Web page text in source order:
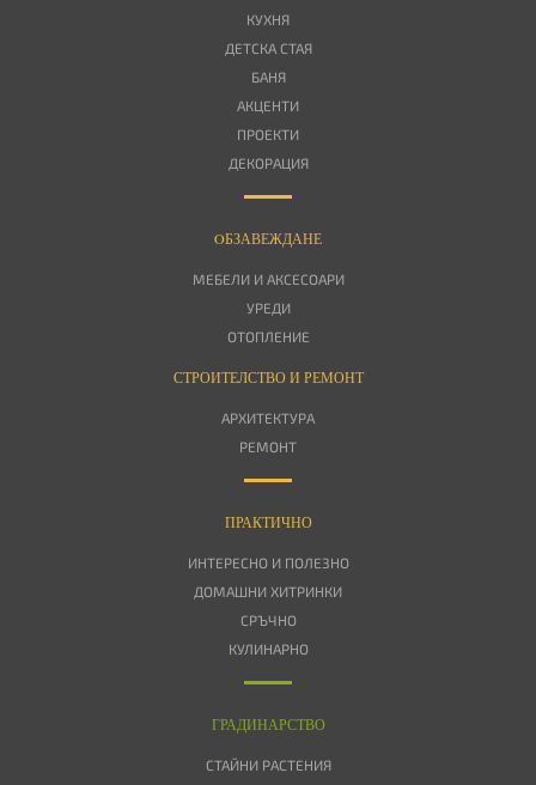
КУХНЯ
ДЕТСКА СТАЯ
БАНЯ
АКЦЕНТИ
ПРОЕКТИ
ДЕКОРАЦИЯ
OБЗАВЕЖДАНЕ
МЕБЕЛИ И АКСЕСОАРИ
УРЕДИ
ОТОПЛЕНИЕ
СТРОИТЕЛСТВО И РЕМОНТ
АРХИТЕКТУРА
РЕМОНТ
ПРАКТИЧНО
ИНТЕРЕСНО И ПОЛЕЗНО
ДОМАШНИ ХИТРИНКИ
СРЪЧНО
КУЛИНАРНО
ГРАДИНАРСТВО
СТАЙНИ РАСТЕНИЯ